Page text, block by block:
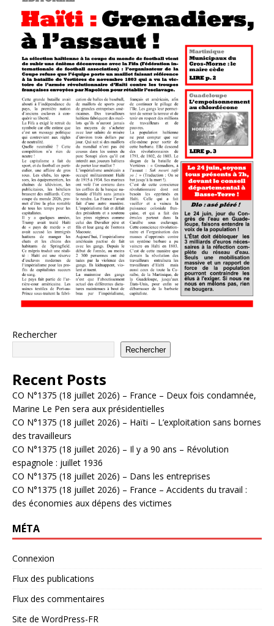
Rechercher
Rechercher
Recent Posts
CO N°1375 (18 juillet 2026) – France – Deux fois condamnée,
Marine Le Pen sera aux présidentielles
CO N°1375 (18 juillet 2026) – Haïti – L’exploitation sans bornes
des travailleurs
CO N°1375 (18 juillet 2026) – Il y a 90 ans – Révolution
espagnole : juillet 1936
CO N°1375 (18 juillet 2026) – Dans les entreprises
CO N°1375 (18 juillet 2026) – France – Accidents du travail :
des économies aux dépens des victimes
MÉTA
Connexion
Flux des publications
Flux des commentaires
Site de WordPress-FR